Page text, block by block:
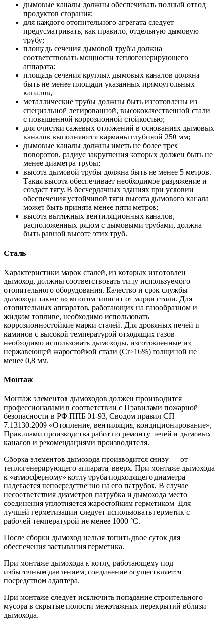
дымовые каналы должны обеспечивать полный отвод
продуктов сгорания;
для каждого отопительного агрегата следует
предусматривать, как правило, отдельную дымовую
трубу;
площадь сечения дымовой трубы должна
соответствовать мощности теплогенерирующего
аппарата;
площадь сечения круглых дымовых каналов должна
быть не менее площади указанных прямоугольных
каналов;
металлические трубы должны быть изготовлены из
специальной легированной, высококачественной стали
с повышенной коррозионной стойкостью;
для очистки сажевых отложений в основаниях дымовых
каналов выполняются карманы глубиной 250 мм;
дымовые каналы должны иметь не более трех
поворотов, радиус закругления которых должен быть не
менее диаметра трубы;
высота дымовой трубы должна быть не менее 5 метров.
Такая высота обеспечивает необходимое разряжение и
создает тягу. В бесчердачных зданиях при условии
обеспечения устойчивой тяги высота дымового канала
может быть принята менее пяти метров;
высота вытяжных вентиляционных каналов,
расположенных рядом с дымовыми трубами, должна
быть равной высоте этих труб.
Сталь
Характеристики марок сталей, из которых изготовлен
дымоход, должны соответствовать типу используемого
отопительного оборудования. Качество и срок службы
дымохода также во многом зависит от марки стали. Для
отопительных аппаратов, работающих на газообразном и
жидком топливе, необходимо использовать
коррозионностойкие марки сталей. Для дровяных печей и
каминов с высокой температурой отходящих газов
необходимо использовать дымоходы, изготовленные из
нержавеющей жаростойкой стали (Cr>16%) толщиной не
менее 0,8 мм.
Монтаж
Монтаж элементов дымоходов должен производится
профессионалами в соответствии с Правилами пожарной
безопасности в РФ ППБ 01-93, Сводом правил СП
7.13130.2009 «Отопление, вентиляция, кондиционирование»,
Правилами производства работ по ремонту печей и дымовых
каналов и рекомендациями производителя.
Сборка элементов дымохода производится снизу — от
теплогенерирующего аппарата, вверх. При монтаже дымохода
к «атмосферному» котлу труба подходящего диаметра
надевается непосредственно на его патрубок. В случае
несоответствия диаметров патрубка и дымохода место
соединения уплотняется жаростойким герметиком. Для
лучшей герметизации следует использовать герметик с
рабочей температурой не менее 1000 °С.
После сборки дымоход нельзя топить двое суток для
обеспечения застывания герметика.
При монтаже дымохода к котлу, работающему под
избыточным давлением, соединение осуществляется
посредством адаптера.
При монтаже следует исключить попадание строительного
мусора в скрытые полости межэтажных перекрытий вблизи
дымохода.